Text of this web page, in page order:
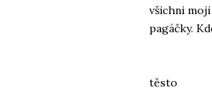
všichni
pagáčky.
těsto